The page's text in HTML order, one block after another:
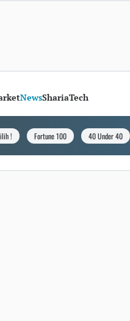
NewsShariaTech
! Fortune 100 40 Under 40